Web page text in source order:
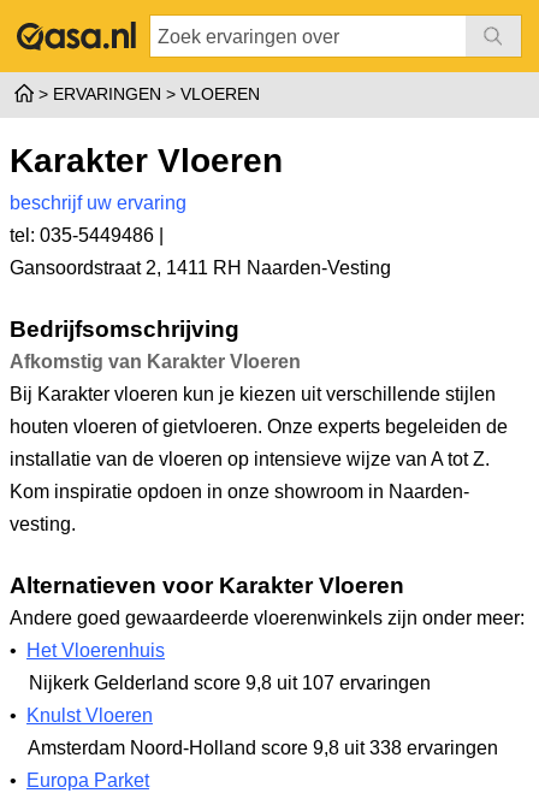
ERVARINGEN VLOEREN
Karakter Vloeren
beschrijf uw ervaring
tel: 035-5449486 |
Gansoordstraat 2, 1411 RH Naarden-Vesting
Bedrijfsomschrijving
Afkomstig van Karakter Vloeren
Bij Karakter vloeren kun je kiezen uit verschillende stijlen
houten vloeren of gietvloeren. Onze experts begeleiden de
installatie van de vloeren op intensieve wijze van A tot Z.
Kom inspiratie opdoen in onze showroom in Naarden-
vesting.
Alternatieven voor Karakter Vloeren
Andere goed gewaardeerde vloerenwinkels zijn onder meer:
•
Het Vloerenhuis
Nijkerk Gelderland score 9,8 uit 107 ervaringen
•
Knulst Vloeren
Amsterdam Noord-Holland score 9,8 uit 338 ervaringen
•
Europa Parket